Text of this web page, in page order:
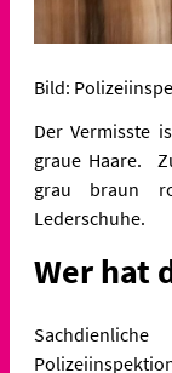
Bild:
Der Vermisste
graue Haare.
grau braun
Lederschuhe.
Wer hat